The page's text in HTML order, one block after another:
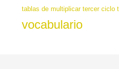
tablas de multiplicar tercer ciclo
vocabulario